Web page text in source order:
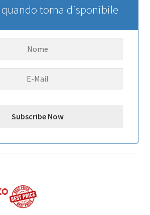
torna disponibile